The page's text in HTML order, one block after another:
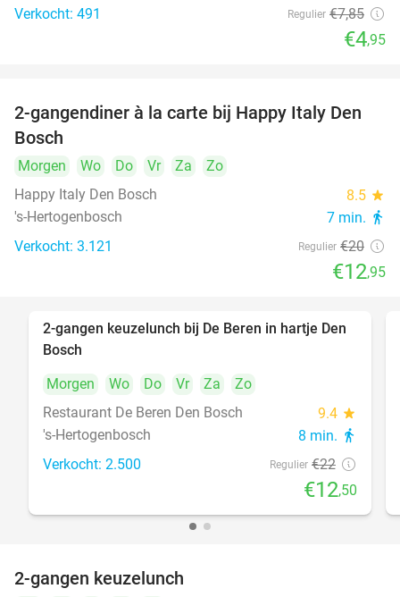
Verkocht: 491 Regulier €7,85
€4,95
35%
2-gangendiner à la carte bij Happy Italy Den
Bosch
Morgen Wo Do Vr Za
Zo
Happy Italy Den Bosch
8.5 star
's-Hertogenbosch 7 min. directions_walk
Verkocht: 3.121 Regulier €20
€12,95
43%
2-gangen keuzelunch bij De Beren in hartje Den
Bosch
Morgen
Wo Do Vr Za
Zo
Restaurant De Beren Den Bosch
9.4 star
's-Hertogenbosch 8 min. directions_walk
Verkocht: 2.500 Regulier €22
€12,50
2-gangen keuzelunch